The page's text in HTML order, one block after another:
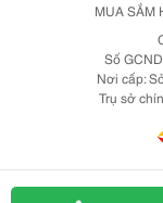
MUA SẮM
Số
Nơi cấp:
Trụ sở